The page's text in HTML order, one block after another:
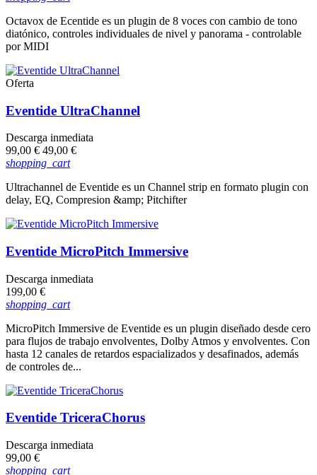
Octavox de Ecentide es un plugin de 8 voces con cambio de tono
diatónico, controles individuales de nivel y panorama - controlable
por MIDI
Oferta
Eventide UltraChannel
Descarga inmediata
Precio
base
99,00 € Precio
49,00 €
shopping_cart
Ultrachannel de Eventide es un Channel strip en formato plugin con
delay, EQ, Compresion &amp; Pitchifter
Eventide MicroPitch Immersive
Descarga inmediata
Precio
199,00 €
shopping_cart
MicroPitch Immersive de Eventide es un plugin diseñado desde cero
para flujos de trabajo envolventes, Dolby Atmos y envolventes. Con
hasta 12 canales de retardos espacializados y desafinados, además
de controles de...
Eventide TriceraChorus
Descarga inmediata
Precio
99,00 €
shopping_cart